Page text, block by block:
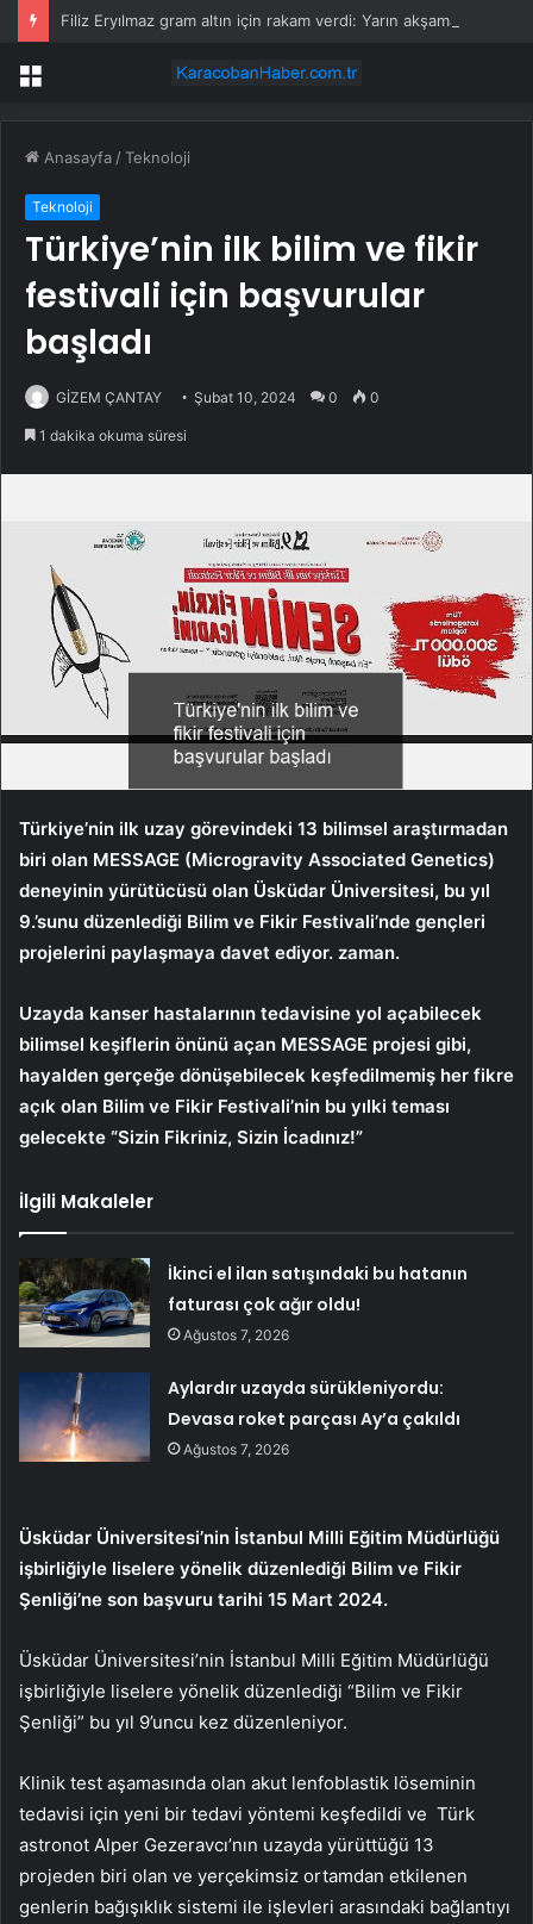
Menü
Anasayfa /Teknoloji
Teknoloji
Türkiye’nin ilk bilim ve fikir
festivali için başvurular
başladı
GİZEM ÇANTAY Şubat 10, 2024 0 0
1 dakika okuma süresi
Türkiye’nin ilk uzay görevindeki 13 bilimsel araştırmadan
biri olan MESSAGE (Microgravity Associated Genetics)
deneyinin yürütücüsü olan Üsküdar Üniversitesi, bu yıl
9.’sunu düzenlediği Bilim ve Fikir Festivali’nde gençleri
projelerini paylaşmaya davet ediyor. zaman.
Uzayda kanser hastalarının tedavisine yol açabilecek
bilimsel keşiflerin önünü açan MESSAGE projesi gibi,
hayalden gerçeğe dönüşebilecek keşfedilmemiş her fikre
açık olan Bilim ve Fikir Festivali’nin bu yılki teması
gelecekte “Sizin Fikriniz, Sizin İcadınız!”
İlgili Makaleler
İkinci el ilan satışındaki bu hatanın
faturası çok ağır oldu!
Ağustos 7, 2026
Aylardır uzayda sürükleniyordu:
Devasa roket parçası Ay’a çakıldı
Ağustos 7, 2026
Üsküdar Üniversitesi’nin İstanbul Milli Eğitim Müdürlüğü
işbirliğiyle liselere yönelik düzenlediği Bilim ve Fikir
Şenliği’ne son başvuru tarihi 15 Mart 2024.
Üsküdar Üniversitesi’nin İstanbul Milli Eğitim Müdürlüğü
işbirliğiyle liselere yönelik düzenlediği “Bilim ve Fikir
Şenliği” bu yıl 9’uncu kez düzenleniyor.
Klinik test aşamasında olan akut lenfoblastik löseminin
tedavisi için yeni bir tedavi yöntemi keşfedildi ve Türk
astronot Alper Gezeravcı’nın uzayda yürüttüğü 13
projeden biri olan ve yerçekimsiz ortamdan etkilenen
genlerin bağışıklık sistemi ile işlevleri arasındaki bağlantıyı